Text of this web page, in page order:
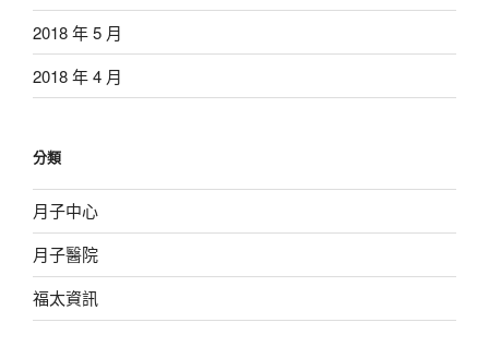
2018 年 5 月
2018 年 4 月
分類
月子中心
月子醫院
福太資訊